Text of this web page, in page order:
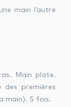
main l’autre
Main plate.
des premières
main). 5 fois.